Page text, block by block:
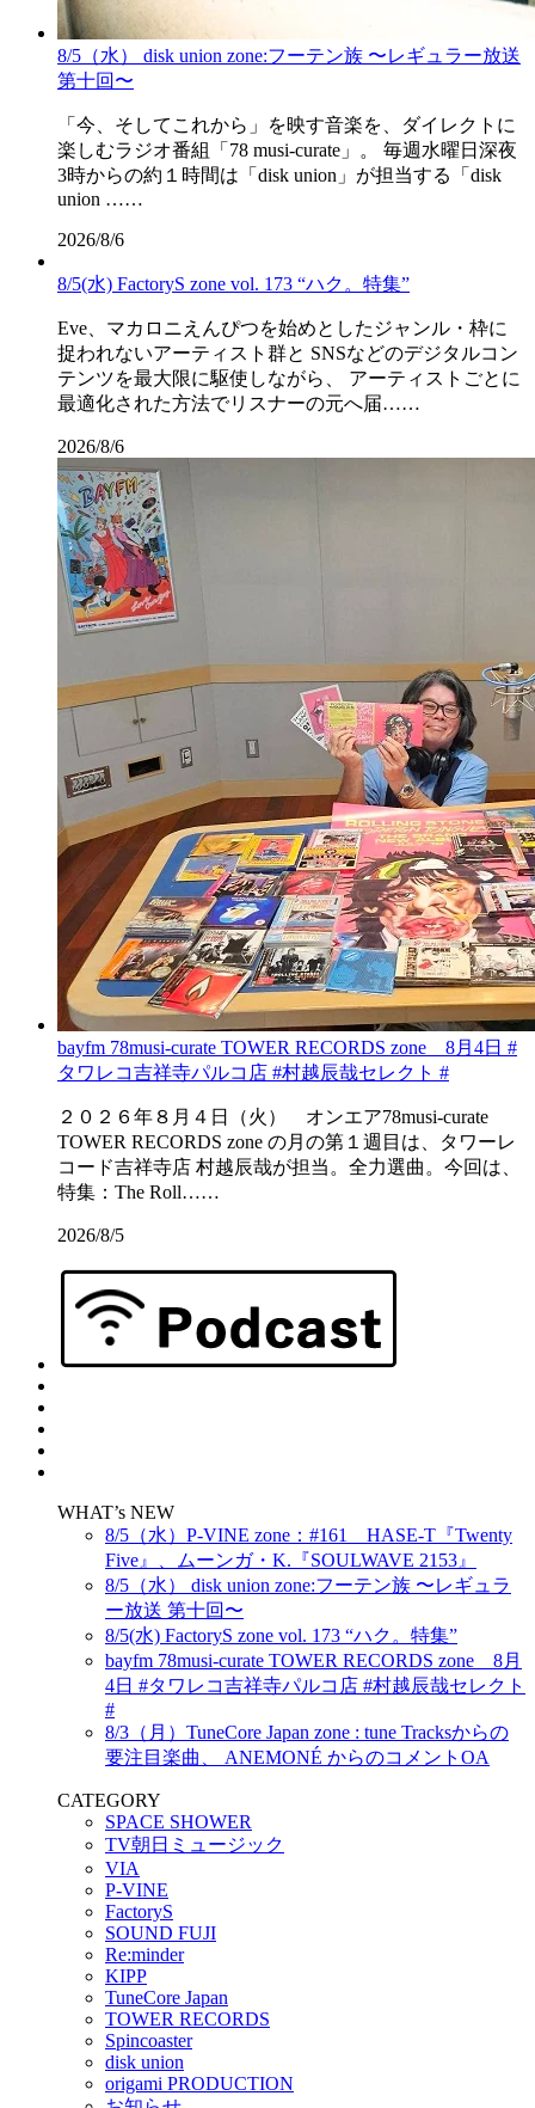
8/5（水） disk union zone:フーテン族 〜レギュラー放送
第十回〜
「今、そしてこれから」を映す音楽を、ダイレクトに
楽しむラジオ番組「78 musi-curate」。 毎週水曜日深夜
3時からの約１時間は「disk union」が担当する「disk
union ……
2026/8/6
8/5(水) FactoryS zone vol. 173 “ハク。特集”
Eve、マカロニえんぴつを始めとしたジャンル・枠に
捉われないアーティスト群と SNSなどのデジタルコン
テンツを最大限に駆使しながら、 アーティストごとに
最適化された方法でリスナーの元へ届……
2026/8/6
bayfm 78musi-curate TOWER RECORDS zone 8月4日 #
タワレコ吉祥寺パルコ店 #村越辰哉セレクト #
２０２６年８月４日（火） オンエア78musi-curate
TOWER RECORDS zone の月の第１週目は、タワーレ
コード吉祥寺店 村越辰哉が担当。全力選曲。今回は、
特集：The Roll……
2026/8/5
WHAT’s NEW
8/5（水）P-VINE zone：#161 HASE-T『Twenty
Five』、ムーンガ・K.『SOULWAVE 2153』
8/5（水） disk union zone:フーテン族 〜レギュラ
ー放送 第十回〜
8/5(水) FactoryS zone vol. 173 “ハク。特集”
bayfm 78musi-curate TOWER RECORDS zone 8月
4日 #タワレコ吉祥寺パルコ店 #村越辰哉セレクト
#
8/3（月）TuneCore Japan zone : tune Tracksからの
要注目楽曲、 ANEMONÉ からのコメントOA
CATEGORY
SPACE SHOWER
TV朝日ミュージック
VIA
P-VINE
FactoryS
SOUND FUJI
Re:minder
KIPP
TuneCore Japan
TOWER RECORDS
Spincoaster
disk union
origami PRODUCTION